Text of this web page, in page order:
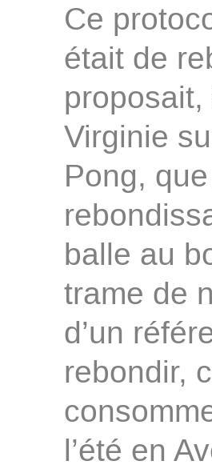
Ce
était de
proposait,
Virginie
Pong,
balle au
trame de
d’un
rebondir,
l’été en